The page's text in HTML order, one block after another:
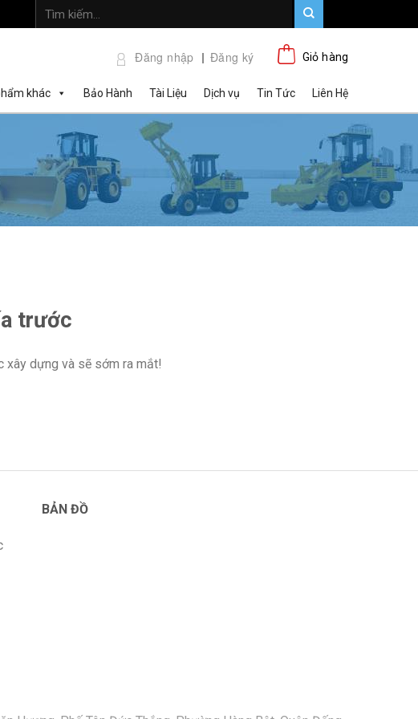
kiếm:
Đăng nhập Đăng ký Giỏ hàng
khác Bảo Hành Tài Liệu Dịch vụ Tin Tức Liên Hệ
trước
xây dựng và sẽ sớm ra mắt!
BẢN ĐỒ